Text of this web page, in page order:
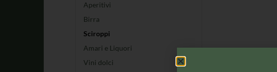
Aperitivi
Birra
Sciroppi
Amari e Liquori
Vini dolci